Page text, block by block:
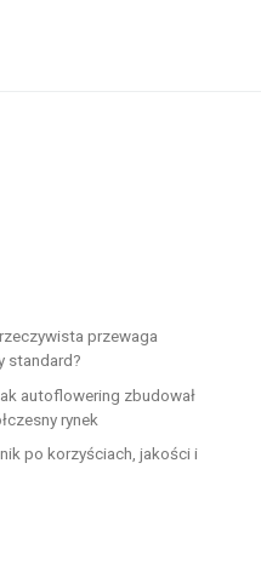
przewaga
standard?
autoflowering zbudował
rynek
po korzyściach, jakości i